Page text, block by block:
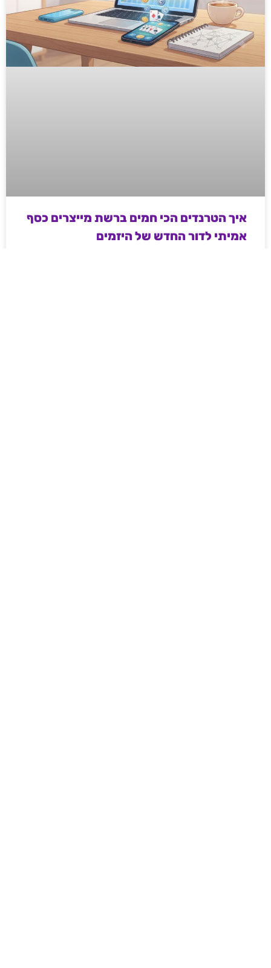
איך הטרנדים הכי חמים ברשת מייצרים כסף
אמיתי לדור החדש של היזמים